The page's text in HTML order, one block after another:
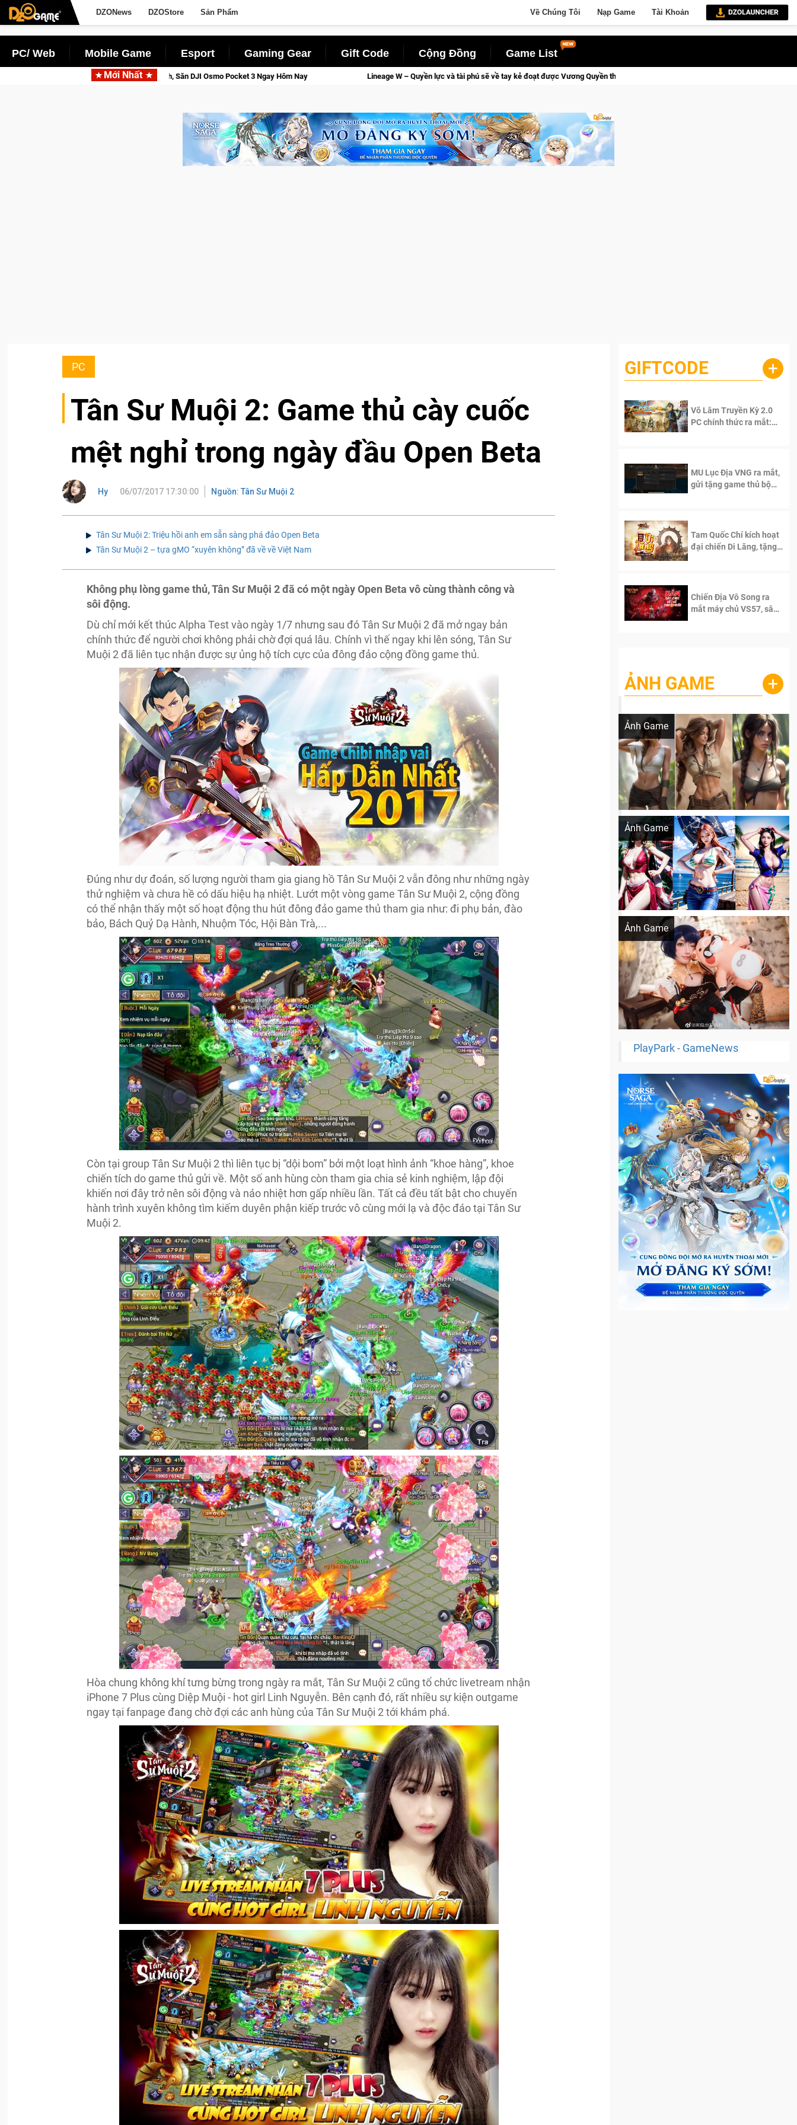
DZONews DZOStore Sản Phẩm Về Chúng Tôi Nạp Game Tài Khoản
PC/ Web Mobile Game Esport Gaming Gear Gift Code Cộng Đồng Game List
Mới Nhất
Thức Tỉnh, Săn DJI Osmo Pocket 3 Ngay Hôm Nay Lineage W – Quyền lực và tài phú sẽ về tay kẻ đoạt được Vương Quyền thành Kent sắp tới! Trial Xtreme Freedom – Game đua xe mô tô PvP sở hữu
PC
Tân Sư Muội 2: Game thủ cày cuốc
mệt nghỉ trong ngày đầu Open Beta
Hy 06/07/2017 17:30:00 Nguồn: Tân Sư Muội 2
Tân Sư Muội 2: Triệu hồi anh em sẵn sàng phá đảo Open Beta
Tân Sư Muội 2 – tựa gMO “xuyên không” đã về về Việt Nam
Không phụ lòng game thủ, Tân Sư Muội 2 đã có một ngày Open Beta vô cùng thành công và
sôi động.
Dù chỉ mới kết thúc Alpha Test vào ngày 1/7 nhưng sau đó Tân Sư Muội 2 đã mở ngay bản
chính thức để người chơi không phải chờ đợi quá lâu. Chính vì thế ngay khi lên sóng, Tân Sư
Muội 2 đã liên tục nhận được sự ủng hộ tích cực của đông đảo cộng đồng game thủ.
Đúng như dự đoán, số lượng người tham gia giang hồ Tân Sư Muội 2 vẫn đông như những ngày
thử nghiệm và chưa hề có dấu hiệu hạ nhiệt. Lướt một vòng game Tân Sư Muội 2, cộng đồng
có thể nhận thấy một số hoạt động thu hút đông đảo game thủ tham gia như: đi phụ bản, đào
bảo, Bách Quỷ Dạ Hành, Nhuộm Tóc, Hội Bàn Trà,...
Còn tại group Tân Sư Muội 2 thì liên tục bị “dội bom” bởi một loạt hình ảnh “khoe hàng”, khoe
chiến tích do game thủ gửi về. Một số anh hùng còn tham gia chia sẻ kinh nghiệm, lập đội
khiến nơi đây trở nên sôi động và náo nhiệt hơn gấp nhiều lần. Tất cả đều tất bật cho chuyến
hành trình xuyên không tìm kiếm duyên phận kiếp trước vô cùng mới lạ và độc đáo tại Tân Sư
Muội 2.
Hòa chung không khí tưng bừng trong ngày ra mắt, Tân Sư Muội 2 cũng tổ chức livetream nhận
iPhone 7 Plus cùng Diệp Muội - hot girl Linh Nguyễn. Bên cạnh đó, rất nhiều sự kiện outgame
ngay tại fanpage đang chờ đợi các anh hùng của Tân Sư Muội 2 tới khám phá.
GIFTCODE +
Võ Lâm Truyền Kỳ 2.0
PC chính thức ra mắt:
MU Lục Địa VNG ra mắt,
gửi tặng game thủ bộ
Tam Quốc Chí kích hoạt
đại chiến Di Lăng, tặng
Chiến Địa Vô Song ra
mắt máy chủ VS57, sân
ẢNH GAME +
Ảnh Game
Lala Croft vừa nóng vừa xinh dưới nét vẽ
Ảnh Game
Khi AI Cosplay gái đẹp One Piece
Ảnh Game
Cosplay Xiangling siêu cute